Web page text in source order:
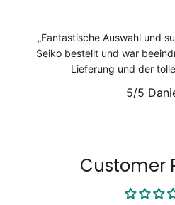
Fantastische Auswahl und
Seiko bestellt und war
Lieferung und der
5/5
Customer